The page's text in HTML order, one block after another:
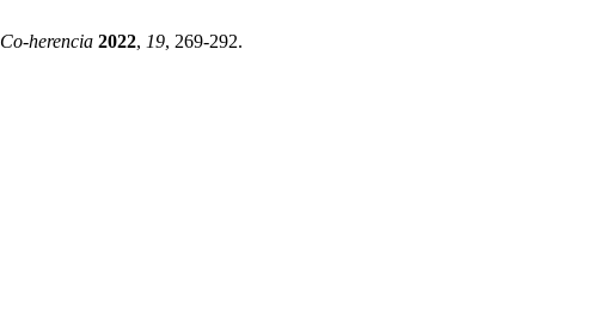
Co-herencia 2022, 19, 269-292.